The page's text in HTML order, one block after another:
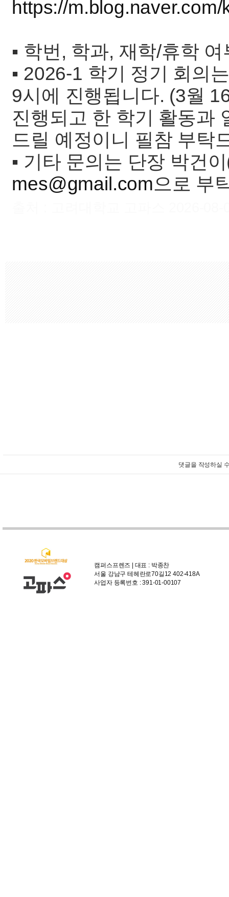
https://
▪️ 학번, 학과, 재학/휴학
▪️ 2026-1 학기 정기 회의
9시에 진행됩니다. (3월
진행되고 한 학기 활동과
드릴 예정이니 필참 부탁
▪️ 기타 문의는 단장 박건
mes@gmail.com으로 부
댓글을 작성하실
캠퍼스프렌즈 | 대표 : 박종찬
서울 강남구 테헤란로70길12 402-418A
사업자 등록번호 : 391-01-00107